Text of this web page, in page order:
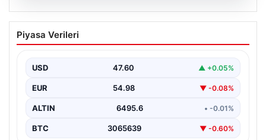
05.08.2026
Türk sinemasında farklı bir imza: Ceylan
Özgün Özçelik’in en iyi filmleri
Piyasa Verileri
USD 47.60 ▲ +0.05%
EUR 54.98 ▼ -0.08%
ALTIN 6495.6 • -0.01%
BTC 3065639 ▼ -0.60%